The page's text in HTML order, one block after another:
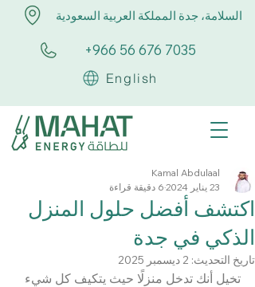
السلامة، جدة المملكة العربية السعودية
+966 56 676 7035
English
اكتشف أفضل حلول المنزل
الذكي في جدة
Kamal Abdulaal
23 يناير 2024
6 دقيقة قراءة
تاريخ التحديث: 2 ديسمبر 2025
تخيل أنك تدخل منزلًا حيث يتكيف كل شيء